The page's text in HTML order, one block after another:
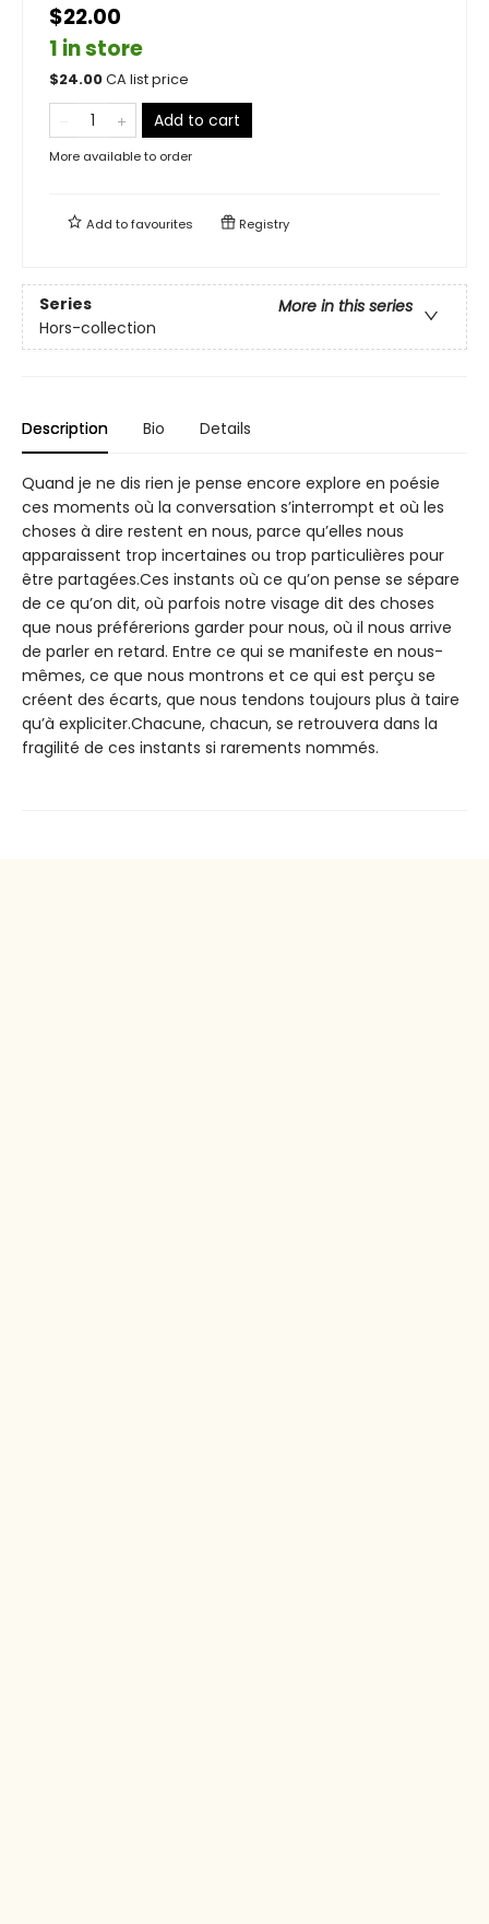
$22.00
1 in store
$24.00CA list price
Add to cart
More available to order
Add tofavourites Registry
Series
More in this series
Hors-collection
Description Bio Details
Quand je ne dis rien je pense encore explore en poésie
ces moments où la conversation s’interrompt et où les
choses à dire restent en nous, parce qu’elles nous
apparaissent trop incertaines ou trop particulières pour
être partagées.Ces instants où ce qu’on pense se sépare
de ce qu’on dit, où parfois notre visage dit des choses
que nous préférerions garder pour nous, où il nous arrive
de parler en retard. Entre ce qui se manifeste en nous-
mêmes, ce que nous montrons et ce qui est perçu se
créent des écarts, que nous tendons toujours plus à taire
qu’à expliciter.Chacune, chacun, se retrouvera dans la
fragilité de ces instants si rarements nommés.